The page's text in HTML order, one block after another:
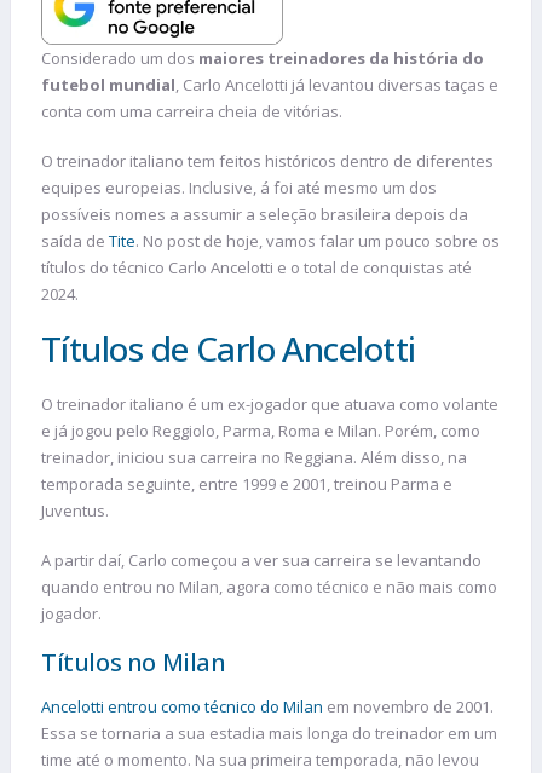
Considerado um dos maiores treinadores da história do
futebol mundial, Carlo Ancelotti já levantou diversas taças e
conta com uma carreira cheia de vitórias.
O treinador italiano tem feitos históricos dentro de diferentes
equipes europeias. Inclusive, á foi até mesmo um dos
possíveis nomes a assumir a seleção brasileira depois da
saída de Tite. No post de hoje, vamos falar um pouco sobre os
títulos do técnico Carlo Ancelotti e o total de conquistas até
2024.
Títulos de Carlo Ancelotti
O treinador italiano é um ex-jogador que atuava como volante
e já jogou pelo Reggiolo, Parma, Roma e Milan. Porém, como
treinador, iniciou sua carreira no Reggiana. Além disso, na
temporada seguinte, entre 1999 e 2001, treinou Parma e
Juventus.
A partir daí, Carlo começou a ver sua carreira se levantando
quando entrou no Milan, agora como técnico e não mais como
jogador.
Títulos no Milan
Ancelotti entrou como técnico do Milan em novembro de 2001.
Essa se tornaria a sua estadia mais longa do treinador em um
time até o momento. Na sua primeira temporada, não levou